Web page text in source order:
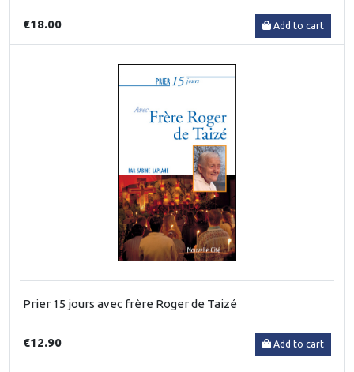
€18.00 Add to cart
Prier 15 jours avec frère Roger de Taizé
€12.90 Add to cart